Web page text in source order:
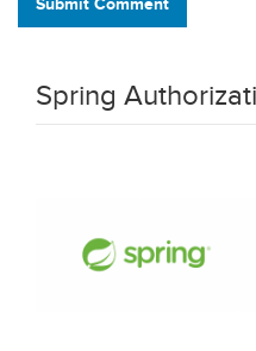
Spring